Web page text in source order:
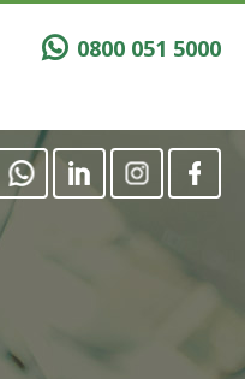
0800 051 5000